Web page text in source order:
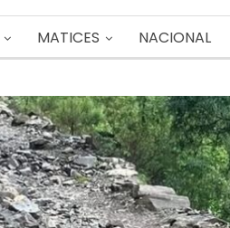
MATICES NACIONAL